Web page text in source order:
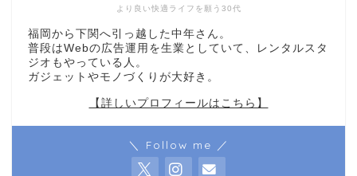
より良い快適ライフを願う30代
福岡から下関へ引っ越した中年さん。
普段はWebの広告運用を生業としていて、レンタルスタ
ジオもやっている人。
ガジェットやモノづくりが大好き。
【詳しいプロフィールはこちら】
＼ Follow me ／